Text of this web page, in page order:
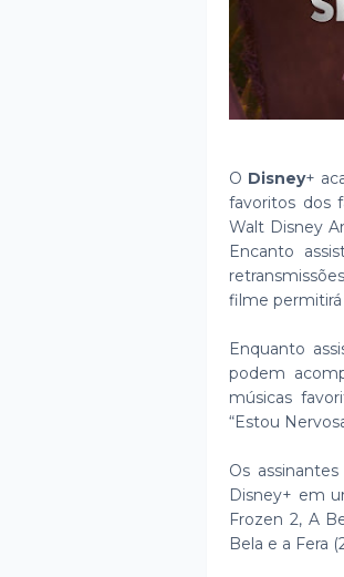
O Disney+
favoritos dos
Walt Disney
Encanto
filme permitirá
Enquanto
podem
músicas
“Estou
Os
Disney+ em
Frozen 2, A
Bela e a Fera